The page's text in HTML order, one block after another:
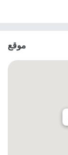
موقع